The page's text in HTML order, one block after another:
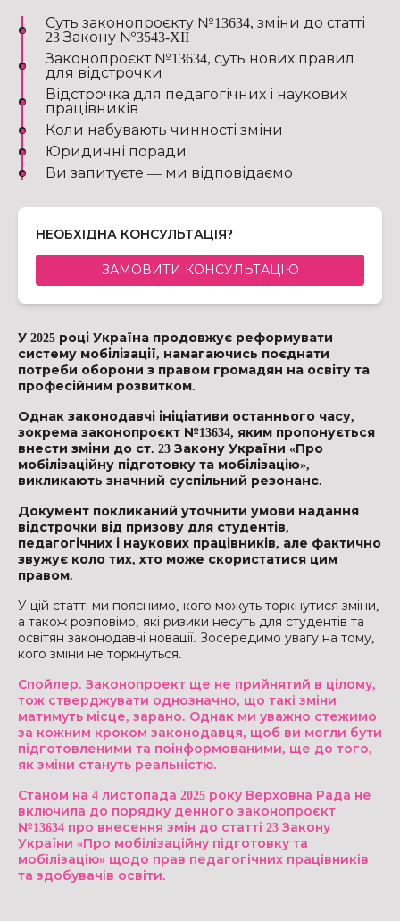
Суть законопроєкту №13634, зміни до статті
23 Закону №3543-XII
Законопроєкт №13634, суть нових правил
для відстрочки
Відстрочка для педагогічних і наукових
працівників
Коли набувають чинності зміни
Юридичні поради
Ви запитуєте — ми відповідаємо
НЕОБХІДНА КОНСУЛЬТАЦІЯ?
ЗАМОВИТИ КОНСУЛЬТАЦІЮ
У 2025 році Україна продовжує реформувати
систему мобілізації, намагаючись поєднати
потреби оборони з правом громадян на освіту та
професійним розвитком.
Однак законодавчі ініціативи останнього часу,
зокрема законопроєкт №13634, яким пропонується
внести зміни до ст. 23 Закону України «Про
мобілізаційну підготовку та мобілізацію»,
викликають значний суспільний резонанс.
Документ покликаний уточнити умови надання
відстрочки від призову для студентів,
педагогічних і наукових працівників, але фактично
звужує коло тих, хто може скористатися цим
правом.
У цій статті ми пояснимо, кого можуть торкнутися зміни,
а також розповімо, які ризики несуть для студентів та
освітян законодавчі новації. Зосередимо увагу на тому,
кого зміни не торкнуться.
Спойлер. Законопроект ще не прийнятий в цілому,
тож стверджувати однозначно, що такі зміни
матимуть місце, зарано. Однак ми уважно стежимо
за кожним кроком законодавця, щоб ви могли бути
підготовленими та поінформованими, ще до того,
як зміни стануть реальністю.
Станом на 4 листопада 2025 року Верховна Рада не
включила до порядку денного законопроєкт
№13634 про внесення змін до статті 23 Закону
України «Про мобілізаційну підготовку та
мобілізацію» щодо прав педагогічних працівників
та здобувачів освіти.